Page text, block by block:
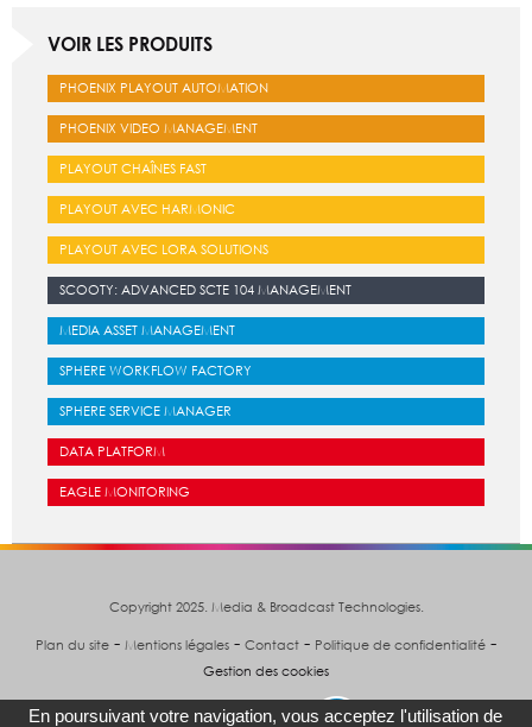
VOIR LES PRODUITS
PHOENIX PLAYOUT AUTOMATION
PHOENIX VIDEO MANAGEMENT
PLAYOUT CHAÎNES FAST
PLAYOUT AVEC HARMONIC
PLAYOUT AVEC LORA SOLUTIONS
SCOOTY: ADVANCED SCTE 104 MANAGEMENT
MEDIA ASSET MANAGEMENT
SPHERE WORKFLOW FACTORY
SPHERE SERVICE MANAGER
DATA PLATFORM
EAGLE MONITORING
Copyright 2025. Media & Broadcast Technologies.
Plan du site - Mentions légales - Contact - Politique de confidentialité -
Gestion des cookies
Suivez nous sur
En poursuivant votre navigation, vous acceptez l'utilisation de